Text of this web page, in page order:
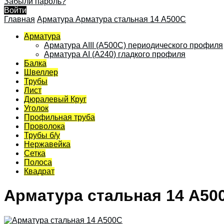
Войти
Главная Арматура Арматура стальная 14 А500С
Арматура
Арматура АIII (А500С) периодического профиля
Арматура АI (A240) гладкого профиля
Балка
Швеллер
Трубы
Лист
Дюралевый Круг
Уголок
Профильная труба
Проволока
Трубы б/у
Нержавейка
Сетка
Полоса
Квадрат
Арматура стальная 14